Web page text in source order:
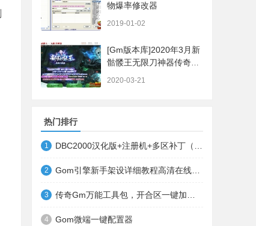
物爆率修改器
2019-01-02
[Gm版本库]2020年3月新
骷髅王无限刀神器传奇版
2020-03-21
热门排行
1
2
3
4 Gom微端一键配置器